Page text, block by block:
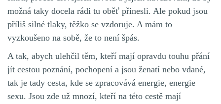
možná taky docela rádi tu oběť přinesli. Ale pokud jsou
příliš silné tlaky, těžko se vzdoruje. A mám to
vyzkoušeno na sobě, že to není špás.
A tak, abych ulehčil těm, kteří mají opravdu touhu přání
jít cestou poznání, pochopení a jsou ženatí nebo vdané,
tak je tady cesta, kde se zpracovává energie, energie
sexu. Jsou zde už mnozí, kteří na této cestě mají